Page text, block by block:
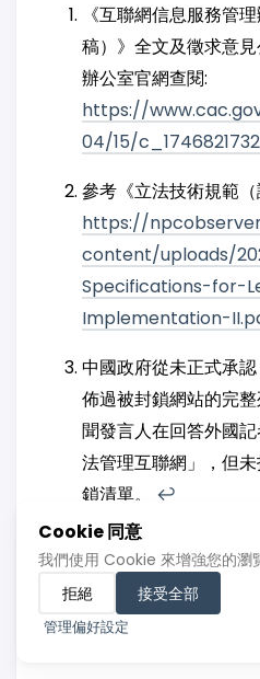
《互聯網信息服務管
稿）》全文及徵求意
辦公室官網查閱:
https://
04/15/
參考《立法技術規範
https://
content/uploads/
Specifications-for-
Implementation-
中國政府從未正式承
佈過被封鎖網站的完
聞發言人在回答外國
法管理互聯網」，但
鎖清單。 ↩︎
《計算機信息網絡國際
（1997年頒佈，2024
國務院官網:https://
02/02/
Cookie 同意
我們使用 Cookie 來增強您的瀏
拒絕
接受全部
管理偏好設定